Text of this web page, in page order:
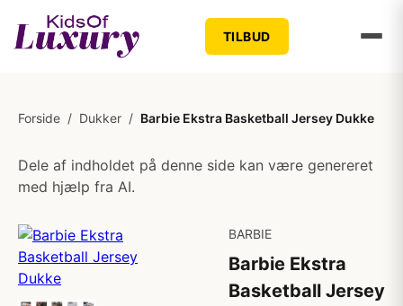
TILBUD
Forside / Dukker / Barbie Ekstra Basketball Jersey Dukke
Dele af indholdet på denne side kan være genereret
med hjælp fra AI.
BARBIE
Barbie Ekstra
Basketball Jersey